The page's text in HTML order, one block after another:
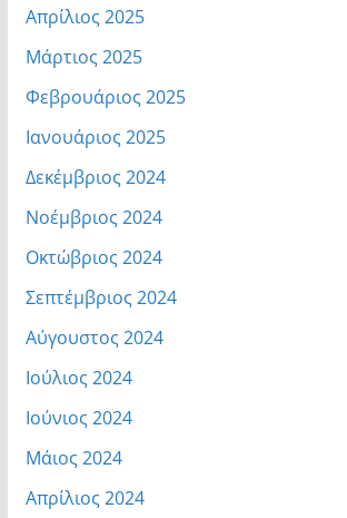
Απρίλιος 2025
Μάρτιος 2025
Φεβρουάριος 2025
Ιανουάριος 2025
Δεκέμβριος 2024
Νοέμβριος 2024
Οκτώβριος 2024
Σεπτέμβριος 2024
Αύγουστος 2024
Ιούλιος 2024
Ιούνιος 2024
Μάιος 2024
Απρίλιος 2024